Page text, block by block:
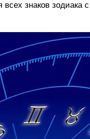
знаков зодиака